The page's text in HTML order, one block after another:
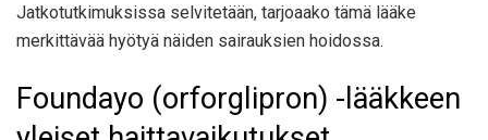
Jatkotutkimuksissa selvitetään, tarjoaako tämä lääke
merkittävää hyötyä näiden sairauksien hoidossa.
Foundayo (orforglipron) -lääkkeen